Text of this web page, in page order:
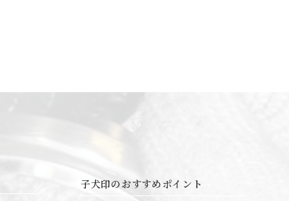
子犬印のおすすめポイント